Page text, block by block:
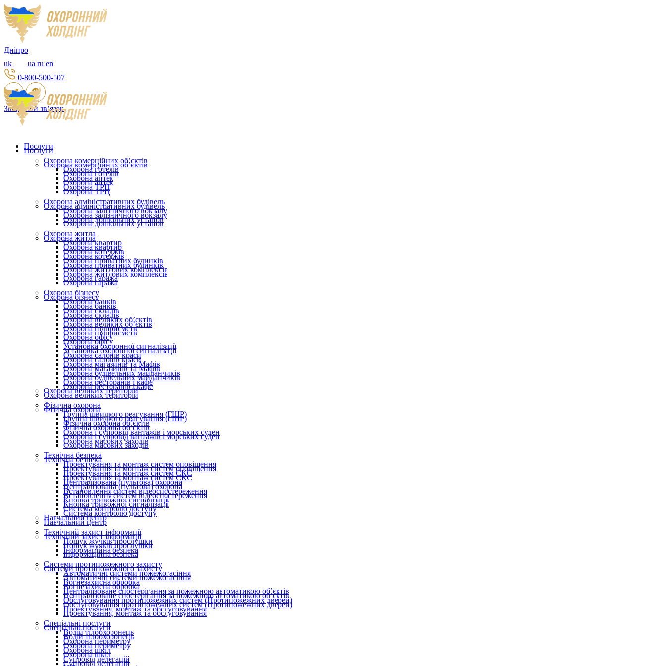
Дніпро
uk
ua ru en
0-800-500-507
Зворотній зв’язок
Послуги
Охорона комерційних об’єктів
Охорона готелів
Охорона аптек
Охорона ТРЦ
Охорона адміністративних будівель
Охорона залізничного вокзалу
Охорона дошкільних установ
Охорона житла
Охорона квартир
Охорона котеджів
Охорона приватних будинків
Охорона житлових комплексів
Охорона гаража
Охорона бізнесу
Охорона банків
Охорона складів
Охорона великих об’єктів
Охорона підприємств
Охорона офісу
Установка охоронної сигналізації
Охорона салонів краси
Охорона магазинів та Мафів
Охорона будівельних майданчиків
Охорона ресторанів і кафе
Охорона великих територій
Фізична охорона
Группа швидкого реагування (ГШР)
Фізична охорона об’єктів
Охорона і супровід вантажів і морських суден
Охорона масових заходів
Технічна безпека
Проектування та монтаж систем оповіщення
Проектування та монтаж систем СКС
Централізована (пультова) охорона
Встановлення систем відеоспостереження
Кнопка тривожної сигналізації
Система контролю доступу
Навчальний центр
Технічний захист інформації
Пошук жучків прослушки
Інформаційна безпека
Системи протипожежного захисту
Автоматичні системи пожежогасіння
Вогнезахисна обробка
Централізоване спостерігання за пожежною автоматикою об’єктів
Обслуговування протипожежних систем (Протипожежних дверей)
Проектування, монтаж та обслуговування
Спеціальні послуги
Водій тілоохоронець
Охорона периметру
Охорона шкіл
Супровід делегацій
Послуги
Охорона комерційних об’єктів
Охорона готелів
Охорона аптек
Охорона ТРЦ
Охорона адміністративних будівель
Охорона залізничного вокзалу
Охорона дошкільних установ
Охорона житла
Охорона квартир
Охорона котеджів
Охорона приватних будинків
Охорона житлових комплексів
Охорона гаража
Охорона бізнесу
Охорона банків
Охорона складів
Охорона великих об’єктів
Охорона підприємств
Охорона офісу
Установка охоронної сигналізації
Охорона салонів краси
Охорона магазинів та Мафів
Охорона будівельних майданчиків
Охорона ресторанів і кафе
Охорона великих територій
Фізична охорона
Группа швидкого реагування (ГШР)
Фізична охорона об’єктів
Охорона і супровід вантажів і морських суден
Охорона масових заходів
Технічна безпека
Проектування та монтаж систем оповіщення
Проектування та монтаж систем СКС
Централізована (пультова) охорона
Встановлення систем відеоспостереження
Кнопка тривожної сигналізації
Система контролю доступу
Навчальний центр
Технічний захист інформації
Пошук жучків прослушки
Інформаційна безпека
Системи протипожежного захисту
Автоматичні системи пожежогасіння
Вогнезахисна обробка
Централізоване спостерігання за пожежною автоматикою об’єктів
Обслуговування протипожежних систем (Протипожежних дверей)
Проектування, монтаж та обслуговування
Спеціальні послуги
Водій тілоохоронець
Охорона периметру
Охорона шкіл
Супровід делегацій